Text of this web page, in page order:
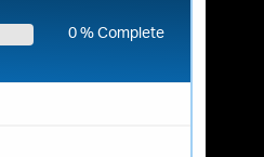
0 % Complete